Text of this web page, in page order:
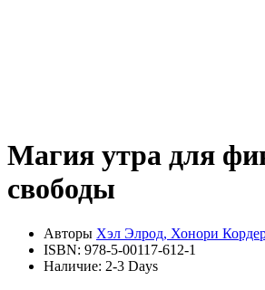
Магия утра для
свободы
Авторы Хэл Элрод, Хонори
ISBN: 978-5-00117-612-1
Наличие: 2-3 Days